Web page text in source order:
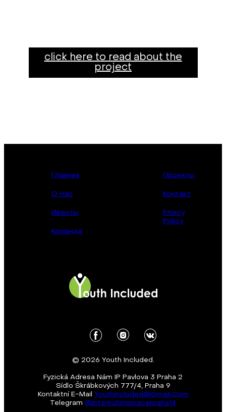
click here to read about the
project
Главная
О Нас
Ивенты
Команда
Проекты
Контакт
Privicy
Policy
© 2026 Youth Included.
Fyzická Adresa Nám IP Pavlova 3 Praha 2
Sídlo Škrábkových 777/4, Praha 9
Kontaktní E-Mail Youthincluded@gmail.com
Telegram @Interkultirnipracepraha14